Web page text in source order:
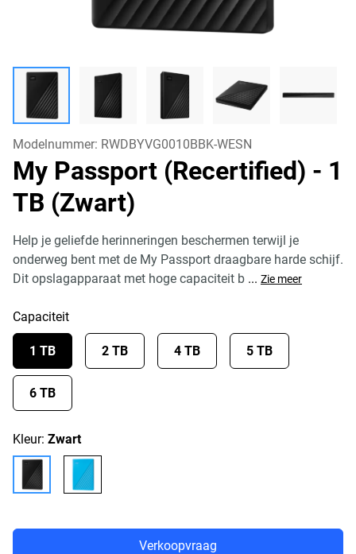
Modelnummer: RWDBYVG0010BBK-WESN
My Passport (Recertified) - 1
TB (Zwart)
Help je geliefde herinneringen beschermen terwijl je
onderweg bent met de My Passport draagbare harde schijf.
Dit opslagapparaat met hoge capaciteit b ... Zie meer
Capaciteit
1 TB 2 TB 4 TB 5 TB
6 TB
Kleur: Zwart
Verkoopvraag